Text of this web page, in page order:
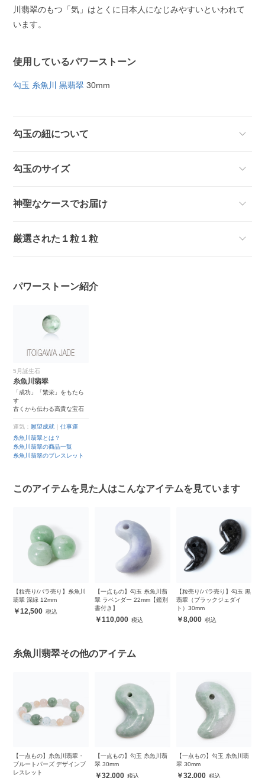
川翡翠のもつ「気」はとくに日本人になじみやすいといわれて
います。
使用しているパワーストーン
勾玉 糸魚川 黒翡翠 30mm
勾玉の紐について
勾玉のサイズ
神聖なケースでお届け
厳選された１粒１粒
パワーストーン紹介
5月誕生石
糸魚川翡翠
「成功」「繁栄」をもたら
す
古くから伝わる高貴な宝石
運気： 願望成就 ｜仕事運
糸魚川翡翠とは？
糸魚川翡翠の商品一覧
糸魚川翡翠のブレスレット
このアイテムを見た人はこんなアイテムを見ています
【一点もの】勾玉 糸魚川翡
翠 ラベンダー 22mm【鑑別
書付き】
【粒売り/バラ売り】勾玉 黒
翡翠（ブラックジェダイ
ト）30mm
8,000
【粒売り/バラ売り】糸魚川
翡翠 深緑 10mm
8,300
糸魚川翡翠その他のアイテム
【一点もの】勾玉 糸魚川翡
翠 30mm
32,000
【一点もの】勾玉 糸魚川翡
翠 30mm
32,000
【一点もの】勾玉 糸魚川翡
翠 30mm
34,000